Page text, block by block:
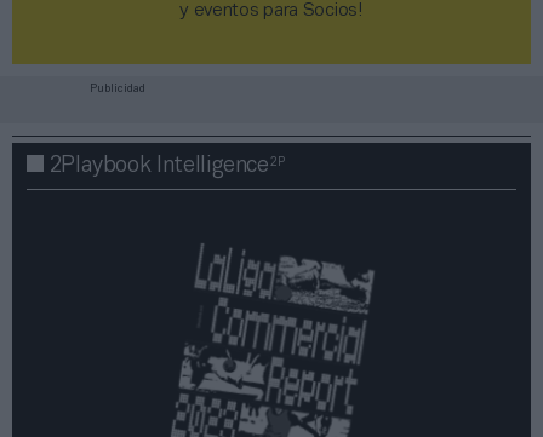
y eventos para Socios!​​​​​​​
Publicidad
2Playbook Intelligence2P